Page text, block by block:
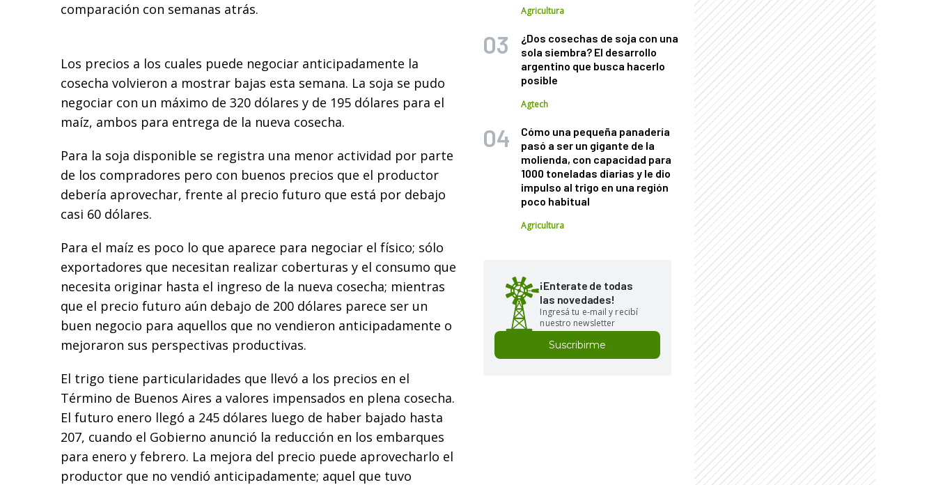
comparación con semanas atrás.
Los precios a los cuales puede negociar anticipadamente la
cosecha volvieron a mostrar bajas esta semana. La soja se pudo
negociar con un máximo de 320 dólares y de 195 dólares para el
maíz, ambos para entrega de la nueva cosecha.
Para la soja disponible se registra una menor actividad por parte
de los compradores pero con buenos precios que el productor
debería aprovechar, frente al precio futuro que está por debajo
casi 60 dólares.
Para el maíz es poco lo que aparece para negociar el físico; sólo
exportadores que necesitan realizar coberturas y el consumo que
necesita originar hasta el ingreso de la nueva cosecha; mientras
que el precio futuro aún debajo de 200 dólares parece ser un
buen negocio para aquellos que no vendieron anticipadamente o
mejoraron sus perspectivas productivas.
El trigo tiene particularidades que llevó a los precios en el
Término de Buenos Aires a valores impensados en plena cosecha.
El futuro enero llegó a 245 dólares luego de haber bajado hasta
207, cuando el Gobierno anunció la reducción en los embarques
para enero y febrero. La mejora del precio puede aprovecharlo el
productor que no vendió anticipadamente; aquel que tuvo
Agricultura
¿Dos cosechas de soja con una
sola siembra? El desarrollo
argentino que busca hacerlo
posible
Agtech
Cómo una pequeña panadería
pasó a ser un gigante de la
molienda, con capacidad para
1000 toneladas diarias y le dio
impulso al trigo en una región
poco habitual
Agricultura
¡Enterate de todas
las novedades!
Ingresá tu e-mail y recibí
nuestro newsletter
Suscribirme